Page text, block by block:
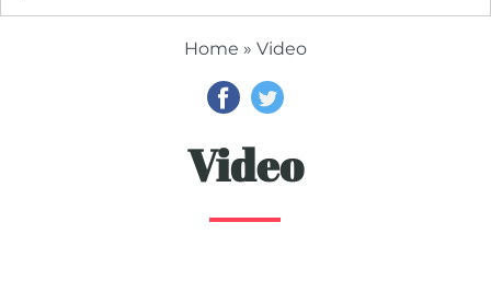
Home » Video
Video